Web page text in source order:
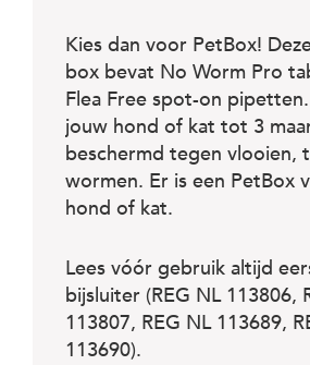
Kies dan voor PetBox!
box bevat No Worm Pro
Flea Free spot-on
jouw hond of kat tot 3
beschermd tegen vlooien,
wormen. Er is een PetBox
hond of kat.
Lees vóór gebruik altijd
bijsluiter (REG NL 113806,
113807, REG NL 113689,
113690).